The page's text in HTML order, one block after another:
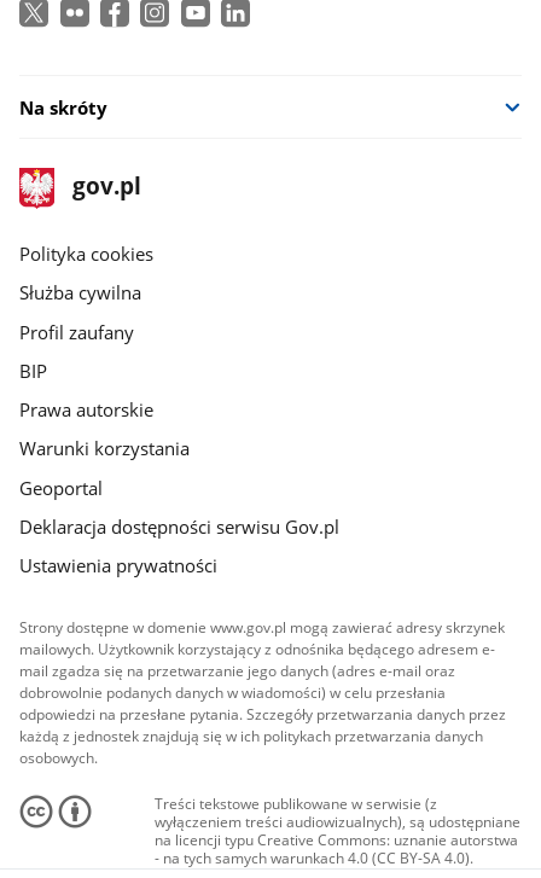
Na skróty
stopka
gov.pl
Strona
gov.pl
gov.pl
Polityka cookies
Służba cywilna
Profil zaufany
BIP
Prawa autorskie
Warunki korzystania
Geoportal
Deklaracja dostępności serwisu Gov.pl
Ustawienia prywatności
Strony dostępne w domenie www.gov.pl mogą zawierać adresy skrzynek
mailowych. Użytkownik korzystający z odnośnika będącego adresem e-
mail zgadza się na przetwarzanie jego danych (adres e-mail oraz
dobrowolnie podanych danych w wiadomości) w celu przesłania
odpowiedzi na przesłane pytania. Szczegóły przetwarzania danych przez
każdą z jednostek znajdują się w ich politykach przetwarzania danych
osobowych.
Treści tekstowe publikowane w serwisie (z
wyłączeniem treści audiowizualnych), są udostępniane
na licencji typu Creative Commons: uznanie autorstwa
- na tych samych warunkach 4.0 (CC BY-SA 4.0).